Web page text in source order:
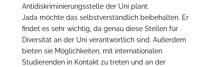
Antidiskriminierungsstelle der Uni plant.
Jada möchte das selbstverständlich beibehalten. Er
findet es sehr wichtig, da genau diese Stellen für
Diversität an der Uni verantwortlich sind. Außerdem
bieten sie Möglichkeiten, mit internationalen
Studierenden in Kontakt zu treten und an der